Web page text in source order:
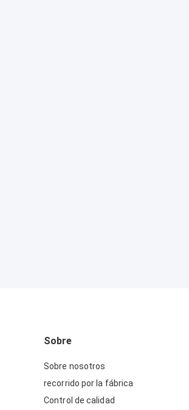
Sobre
Sobre nosotros
recorrido por la fábrica
Control de calidad